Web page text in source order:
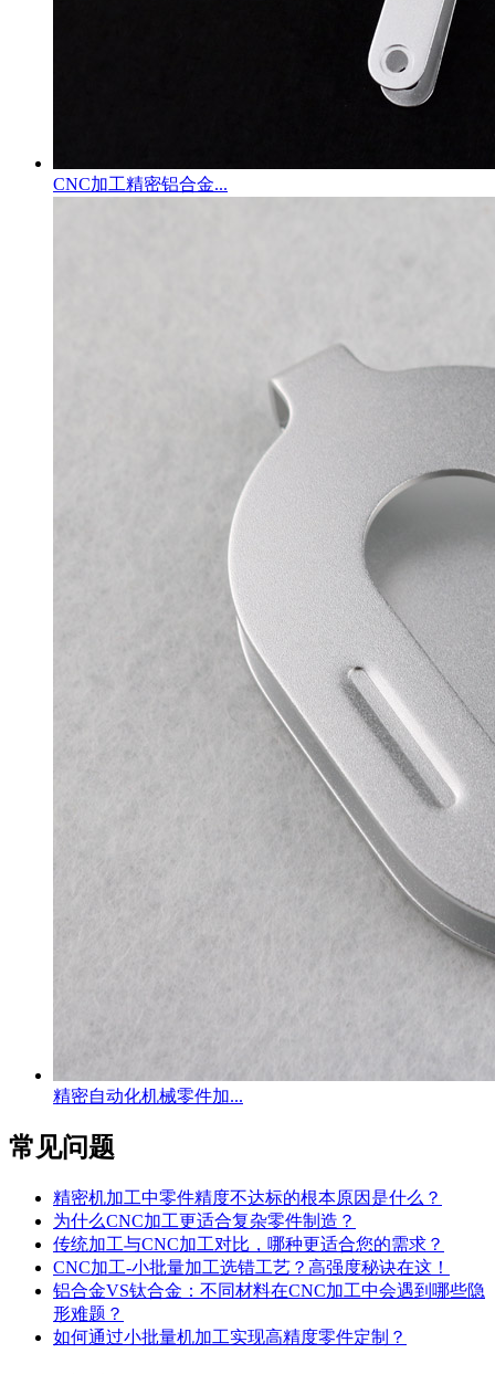
CNC加工精密铝合金...
精密自动化机械零件加...
常见问题
精密机加工中零件精度不达标的根本原因是什么？
为什么CNC加工更适合复杂零件制造？
传统加工与CNC加工对比，哪种更适合您的需求？
CNC加工-小批量加工选错工艺？高强度秘诀在这！
铝合金VS钛合金：不同材料在CNC加工中会遇到哪些隐
形难题？
如何通过小批量机加工实现高精度零件定制？